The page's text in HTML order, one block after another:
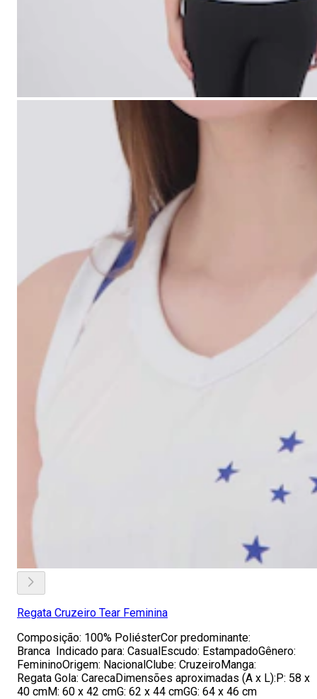
Regata Cruzeiro Tear Feminina
Composição: 100% PoliésterCor predominante:
Branca Indicado para: CasualEscudo: EstampadoGênero:
FemininoOrigem: NacionalClube: CruzeiroManga:
Regata Gola: CarecaDimensões aproximadas (A x L):P: 58 x
40 cmM: 60 x 42 cmG: 62 x 44 cmGG: 64 x 46 cm